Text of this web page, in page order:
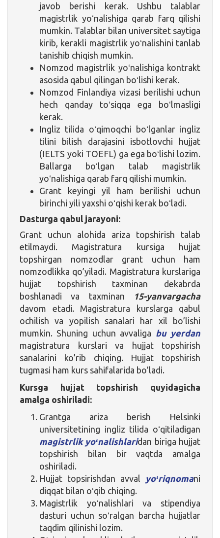
javob berishi kerak. Ushbu talablar
magistrlik yoʻnalishiga qarab farq qilishi
mumkin. Talablar bilan universitet saytiga
kirib, kerakli magistrlik yoʻnalishini tanlab
tanishib chiqish mumkin.
Nomzod magistrlik yoʻnalishiga kontrakt
asosida qabul qilingan boʻlishi kerak.
Nomzod Finlandiya vizasi berilishi uchun
hech qanday toʻsiqqa ega boʻlmasligi
kerak.
Ingliz tilida oʻqimoqchi boʻlganlar ingliz
tilini bilish darajasini isbotlovchi hujjat
(IELTS yoki TOEFL) ga ega boʻlishi lozim.
Ballarga boʻlgan talab magistrlik
yoʻnalishiga qarab farq qilishi mumkin.
Grant keyingi yil ham berilishi uchun
birinchi yili yaxshi oʻqishi kerak boʻladi.
Dasturga qabul jarayoni:
Grant uchun alohida ariza topshirish talab
etilmaydi. Magistratura kursiga hujjat
topshirgan nomzodlar grant uchun ham
nomzodlikka qo’yiladi. Magistratura kurslariga
hujjat topshirish taxminan dekabrda
boshlanadi va taxminan
15-yanvargacha
davom etadi. Magistratura kurslarga qabul
ochilish va yopilish sanalari har xil bo’lishi
mumkin. Shuning uchun avvaliga bu yerdan
magistratura kurslari va hujjat topshirish
sanalarini ko’rib chiqing. Hujjat topshirish
tugmasi ham kurs sahifalarida bo’ladi.
Kursga hujjat topshirish quyidagicha
amalga oshiriladi:
Grantga ariza berish Helsinki
universitetining ingliz tilida oʻqitiladigan
magistrlik yoʻnalishlaridan biriga hujjat
topshirish bilan bir vaqtda amalga
oshiriladi.
Hujjat topsirishdan avval yoʻriqnomani
diqqat bilan oʻqib chiqing.
Magistrlik yoʻnalishlari va stipendiya
dasturi uchun soʻralgan barcha hujjatlar
taqdim qilinishi lozim.